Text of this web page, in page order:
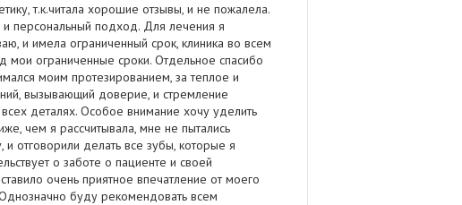
т.к.читала хорошие отзывы, и не пожалела.
персональный подход. Для лечения я
и имела ограниченный срок, клиника во всем
мои ограниченные сроки. Отдельное спасибо
моим протезированием, за теплое и
вызывающий доверие, и стремление
деталях. Особое внимание хочу уделить
чем я рассчитывала, мне не пытались
и отговорили делать все зубы, которые я
о заботе о пациенте и своей
очень приятное впечатление от моего
буду рекомендовать всем